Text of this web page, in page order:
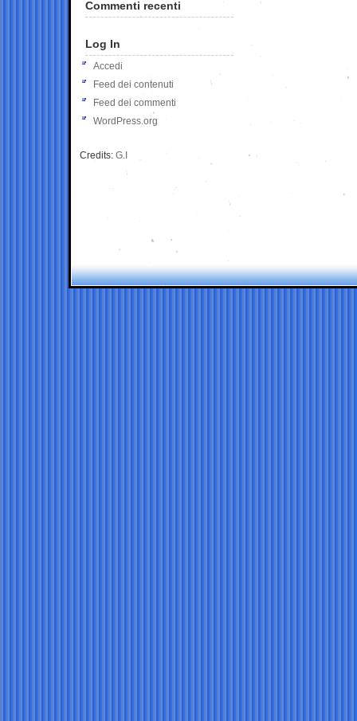
Commenti recenti
Log In
Accedi
Feed dei contenuti
Feed dei commenti
WordPress.org
Credits: G.I